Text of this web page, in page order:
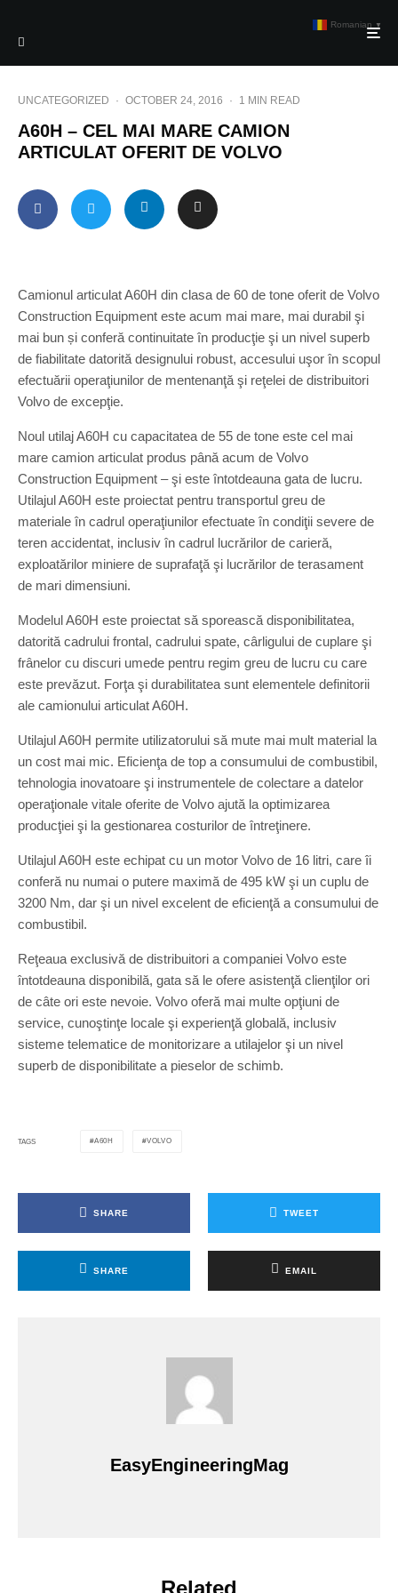
UNCATEGORIZED · OCTOBER 24, 2016 · 1 MIN READ
A60H – CEL MAI MARE CAMION
ARTICULAT OFERIT DE VOLVO
Camionul articulat A60H din clasa de 60 de tone oferit de Volvo
Construction Equipment este acum mai mare, mai durabil şi
mai bun și conferă continuitate în producţie şi un nivel superb
de fiabilitate datorită designului robust, accesului uşor în scopul
efectuării operaţiunilor de mentenanţă şi reţelei de distribuitori
Volvo de excepţie.
Noul utilaj A60H cu capacitatea de 55 de tone este cel mai
mare camion articulat produs până acum de Volvo
Construction Equipment – şi este întotdeauna gata de lucru.
Utilajul A60H este proiectat pentru transportul greu de
materiale în cadrul operaţiunilor efectuate în condiţii severe de
teren accidentat, inclusiv în cadrul lucrărilor de carieră,
exploatărilor miniere de suprafaţă şi lucrărilor de terasament
de mari dimensiuni.
Modelul A60H este proiectat să sporească disponibilitatea,
datorită cadrului frontal, cadrului spate, cârligului de cuplare şi
frânelor cu discuri umede pentru regim greu de lucru cu care
este prevăzut. Forţa şi durabilitatea sunt elementele definitorii
ale camionului articulat A60H.
Utilajul A60H permite utilizatorului să mute mai mult material la
un cost mai mic. Eficienţa de top a consumului de combustibil,
tehnologia inovatoare şi instrumentele de colectare a datelor
operaţionale vitale oferite de Volvo ajută la optimizarea
producţiei şi la gestionarea costurilor de întreţinere.
Utilajul A60H este echipat cu un motor Volvo de 16 litri, care îi
conferă nu numai o putere maximă de 495 kW şi un cuplu de
3200 Nm, dar şi un nivel excelent de eficienţă a consumului de
combustibil.
Reţeaua exclusivă de distribuitori a companiei Volvo este
întotdeauna disponibilă, gata să le ofere asistenţă clienţilor ori
de câte ori este nevoie. Volvo oferă mai multe opţiuni de
service, cunoştinţe locale şi experienţă globală, inclusiv
sisteme telematice de monitorizare a utilajelor şi un nivel
superb de disponibilitate a pieselor de schimb.
TAGS A60H VOLVO
SHARE TWEET
SHARE EMAIL
EasyEngineeringMag
Related
Romanian ▼